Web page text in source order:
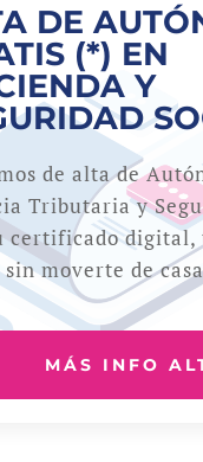
DE
(*) EN
Y
de alta de
Tributaria y
certificado digital,
moverte de
MÁS INFO